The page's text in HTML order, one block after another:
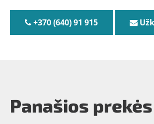
+370 (640) 91 915
Panašios prekės